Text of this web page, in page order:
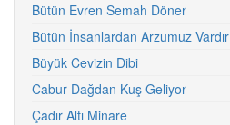
Bütün Evren Semah Döner
Bütün İnsanlardan Arzumuz Vardır
Büyük Cevizin Dibi
Cabur Dağdan Kuş Geliyor
Çadır Altı Minare